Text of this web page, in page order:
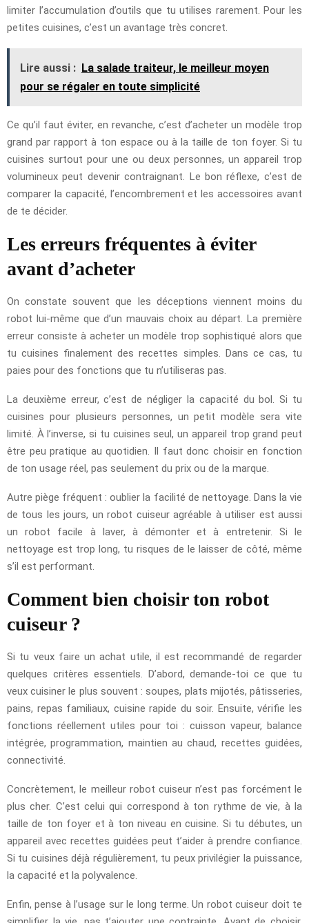
limiter l’accumulation d’outils que tu utilises rarement. Pour les
petites cuisines, c’est un avantage très concret.
Lire aussi : La salade traiteur, le meilleur moyen
pour se régaler en toute simplicité
Ce qu’il faut éviter, en revanche, c’est d’acheter un modèle trop
grand par rapport à ton espace ou à la taille de ton foyer. Si tu
cuisines surtout pour une ou deux personnes, un appareil trop
volumineux peut devenir contraignant. Le bon réflexe, c’est de
comparer la capacité, l’encombrement et les accessoires avant
de te décider.
Les erreurs fréquentes à éviter
avant d’acheter
On constate souvent que les déceptions viennent moins du
robot lui-même que d’un mauvais choix au départ. La première
erreur consiste à acheter un modèle trop sophistiqué alors que
tu cuisines finalement des recettes simples. Dans ce cas, tu
paies pour des fonctions que tu n’utiliseras pas.
La deuxième erreur, c’est de négliger la capacité du bol. Si tu
cuisines pour plusieurs personnes, un petit modèle sera vite
limité. À l’inverse, si tu cuisines seul, un appareil trop grand peut
être peu pratique au quotidien. Il faut donc choisir en fonction
de ton usage réel, pas seulement du prix ou de la marque.
Autre piège fréquent : oublier la facilité de nettoyage. Dans la vie
de tous les jours, un robot cuiseur agréable à utiliser est aussi
un robot facile à laver, à démonter et à entretenir. Si le
nettoyage est trop long, tu risques de le laisser de côté, même
s’il est performant.
Comment bien choisir ton robot
cuiseur ?
Si tu veux faire un achat utile, il est recommandé de regarder
quelques critères essentiels. D’abord, demande-toi ce que tu
veux cuisiner le plus souvent : soupes, plats mijotés, pâtisseries,
pains, repas familiaux, cuisine rapide du soir. Ensuite, vérifie les
fonctions réellement utiles pour toi : cuisson vapeur, balance
intégrée, programmation, maintien au chaud, recettes guidées,
connectivité.
Concrètement, le meilleur robot cuiseur n’est pas forcément le
plus cher. C’est celui qui correspond à ton rythme de vie, à la
taille de ton foyer et à ton niveau en cuisine. Si tu débutes, un
appareil avec recettes guidées peut t’aider à prendre confiance.
Si tu cuisines déjà régulièrement, tu peux privilégier la puissance,
la capacité et la polyvalence.
Enfin, pense à l’usage sur le long terme. Un robot cuiseur doit te